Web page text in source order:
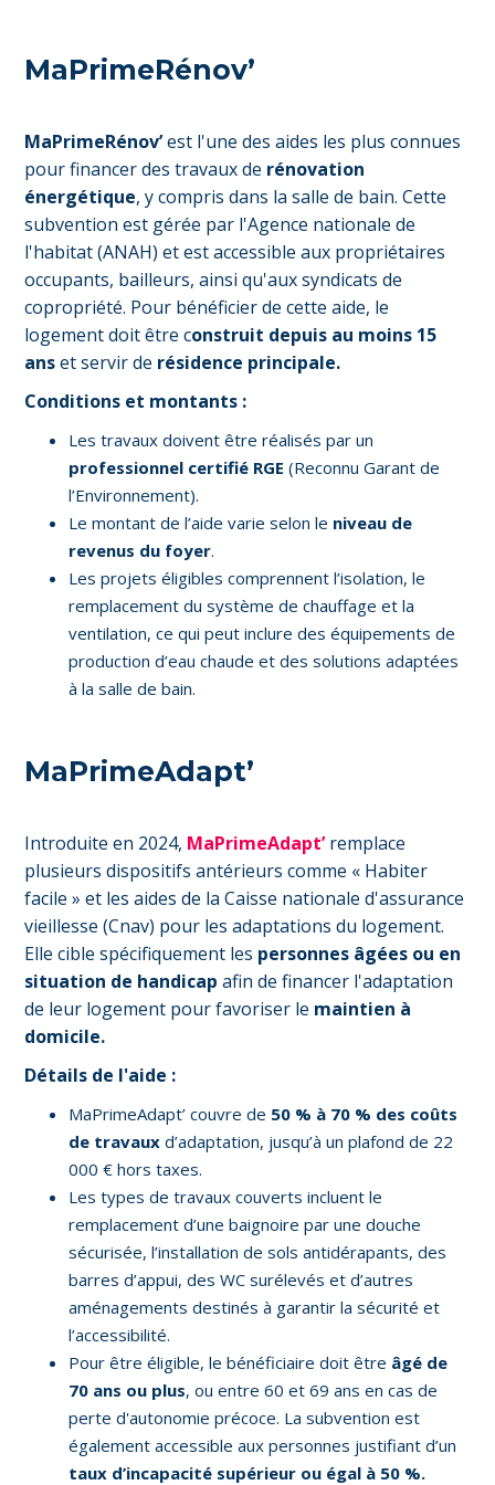
MaPrimeRénov’
MaPrimeRénov’est l'une des aides les plus connues
pour financer des travaux de rénovation
énergétique, y compris dans la salle de bain. Cette
subvention est gérée par l'Agence nationale de
l'habitat (ANAH) et est accessible aux propriétaires
occupants, bailleurs, ainsi qu'aux syndicats de
copropriété. Pour bénéficier de cette aide, le
logement doit être construit depuis au moins 15
anset servir de résidence principale.
Conditions et montants :
Les travaux doivent être réalisés par un
professionnel certifié RGE(Reconnu Garant de
l’Environnement).
Le montant de l’aide varie selon le niveau de
revenus du foyer.
Les projets éligibles comprennent l’isolation, le
remplacement du système de chauffage et la
ventilation, ce qui peut inclure des équipements de
production d’eau chaude et des solutions adaptées
à la salle de bain.
MaPrimeAdapt’
Introduite en 2024, MaPrimeAdapt’remplace
plusieurs dispositifs antérieurs comme « Habiter
facile » et les aides de la Caisse nationale d'assurance
vieillesse (Cnav) pour les adaptations du logement.
Elle cible spécifiquement les personnes âgées ou en
situation de handicap afin de financer l'adaptation
de leur logement pour favoriser le maintien à
domicile.
Détails de l'aide :
MaPrimeAdapt’ couvre de 50 % à 70 % des coûts
de travaux d’adaptation, jusqu’à un plafond de 22
000 € hors taxes.
Les types de travaux couverts incluent le
remplacement d’une baignoire par une douche
sécurisée, l’installation de sols antidérapants, des
barres d’appui, des WC surélevés et d’autres
aménagements destinés à garantir la sécurité et
l’accessibilité.
Pour être éligible, le bénéficiaire doit être âgé de
70 ans ou plus, ou entre 60 et 69 ans en cas de
perte d'autonomie précoce. La subvention est
également accessible aux personnes justifiant d’un
taux d’incapacité supérieur ou égal à 50 %.